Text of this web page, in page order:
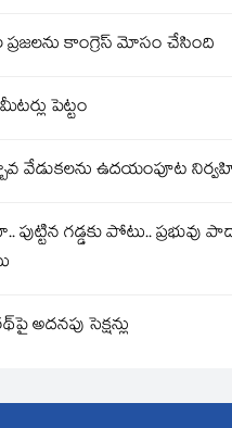
ప్రజలను కాంగ్రెస్ మోసం చేసింది
పెట్టం
వేడుకలను ఉదయంపూట
పుట్టిన గడ్డకు పోటు.. ప్రభువు
అదనపు సెక్షన్లు